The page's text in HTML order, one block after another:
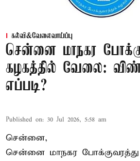
கல்வி&வேலைவாய்ப்பு
சென்னை மாநகர
கழகத்தில் வேலை:
எப்படி?
Published on: 30 Jul 2026, 5:58 am
சென்னை,
சென்னை மாநகர போக்குவரத்து